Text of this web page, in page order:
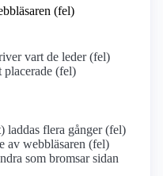
(fel)
vart de leder (fel)
(fel)
laddas flera gånger (fel)
av webbläsaren (fel)
som bromsar sidan